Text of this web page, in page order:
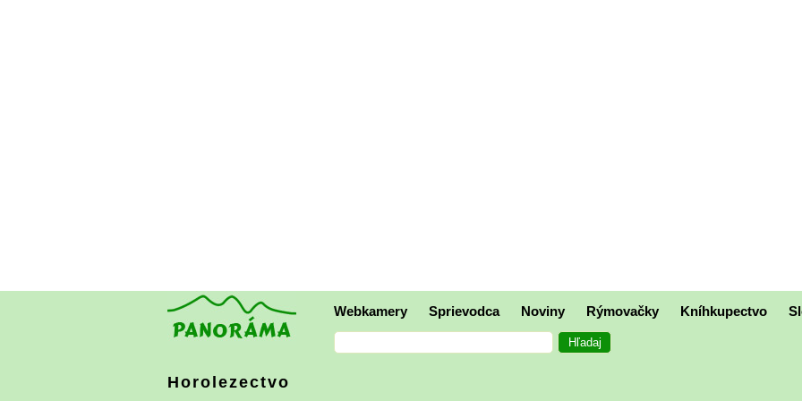
Webkamery Sprievodca Noviny Rýmovačky Kníhkupectvo
Horolezectvo